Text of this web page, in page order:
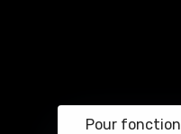
Pour